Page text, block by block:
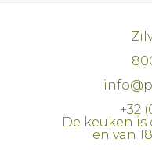
+32
De keuken is
en van